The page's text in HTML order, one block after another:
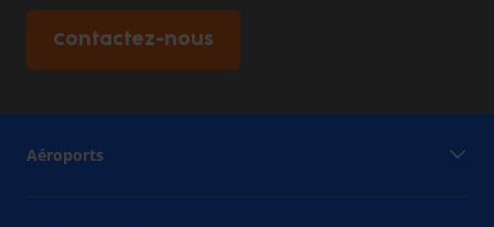
Contactez-nous
Aéroports